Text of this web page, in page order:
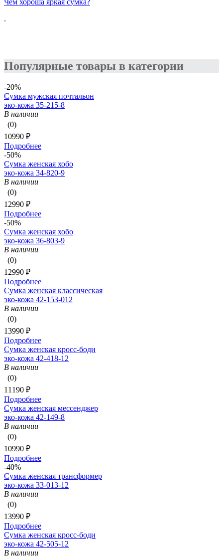
Чем хороша яркая сумка?
.
Популярные товары в категории
-20%
Сумка мужская почтальон
эко-кожа 35-215-8
В наличии
(0)
10990 ₽
Подробнее
-50%
Сумка женская хобо
эко-кожа 34-820-9
В наличии
(0)
12990 ₽
Подробнее
-50%
Сумка женская хобо
эко-кожа 36-803-9
В наличии
(0)
12990 ₽
Подробнее
Сумка женская классическая
эко-кожа 42-153-012
В наличии
(0)
13990 ₽
Подробнее
Сумка женская кросс-боди
эко-кожа 42-418-12
В наличии
(0)
11190 ₽
Подробнее
Сумка женская мессенджер
эко-кожа 42-149-8
В наличии
(0)
10990 ₽
Подробнее
-40%
Сумка женская трансформер
эко-кожа 33-013-12
В наличии
(0)
13990 ₽
Подробнее
Сумка женская кросс-боди
эко-кожа 42-505-12
В наличии